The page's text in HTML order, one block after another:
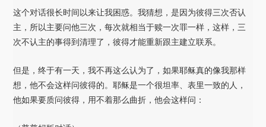
这个对话很长时间以来让我困惑。我猜想，是因为彼得三次否认
主，所以主要问他三次，每次就相当于赎一次罪一样，这样，三
次不认主的事得到清理了，彼得才能重新跟主建立联系。
但是，终于有一天，我不再这么认为了，如果耶稣真的像我那样
想，他不会这样问彼得的。耶稣是一个很坦率、表里一致的人，
他如果要质问彼得，用不着那么曲折，他会这样问：